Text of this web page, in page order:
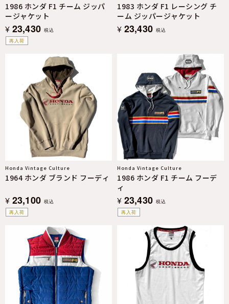
再入荷
1986 ホンダ F1 チーム ジッパ
ージャケット
¥ 23,430 税込
1983 ホンダ F1 レーシング チ
ーム ジッパージャケット
¥ 23,430 税込
再入荷
Honda Vintage Culture
1964 ホンダ ブランド フーディ
¥ 23,100 税込
再入荷
Honda Vintage Culture
1986 ホンダ F1 チーム フーデ
ィ
¥ 23,430 税込